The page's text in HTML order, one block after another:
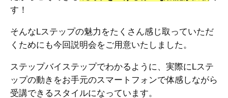
す！
そんなLステップの魅力をたくさん感じ取っていただ
くためにも今回説明会をご用意いたしました。
ステップバイステップでわかるように、実際にLステ
ップの動きをお手元のスマートフォンで体感しながら
受講できるスタイルになっています。